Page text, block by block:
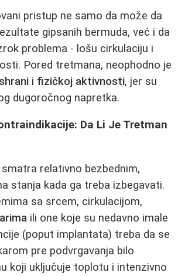
pristup ne samo da može da
gipsanih bermuda, već i da
problema - lošu cirkulaciju i
Pored tretmana, neophodno je
i fizičkoj aktivnosti, jer su
dugoročnog napretka.
Da Li Je Tretman
relativno bezbednim,
stanja kada ga treba izbegavati.
sa srcem, cirkulacijom,
ili one koje su nedavno imale
(poput implantata) treba da se
pre podvrgavanja bilo
koji uključuje toplotu i intenzivno